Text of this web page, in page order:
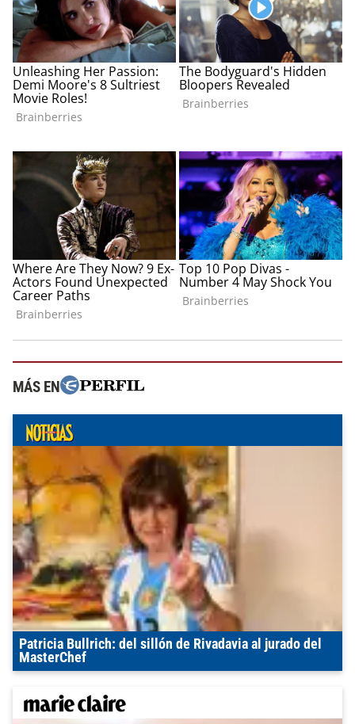
MÁS EN
Patricia Bullrich: del sillón de Rivadavia al jurado del
MasterChef